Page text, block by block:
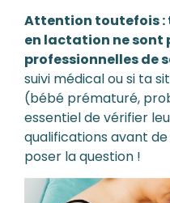
Attention toutefois :
en lactation ne sont
professionnelles de
suivi médical ou si ta
(bébé prématuré,
essentiel de vérifier
qualifications avant de
poser la question !